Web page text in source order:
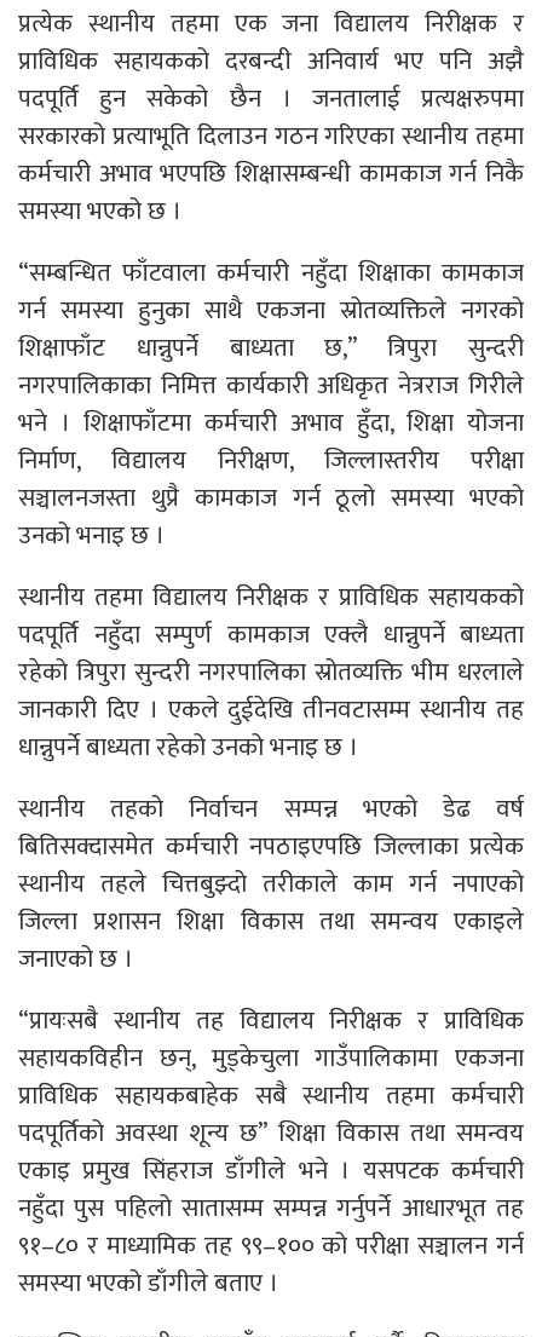
प्रत्येक स्थानीय तहमा एक जना विद्यालय निरीक्षक र
प्राविधिक सहायकको दरबन्दी अनिवार्य भए पनि अझै
पदपूर्ति हुन सकेको छैन । जनतालाई प्रत्यक्षरुपमा
सरकारको प्रत्याभूति दिलाउन गठन गरिएका स्थानीय तहमा
कर्मचारी अभाव भएपछि शिक्षासम्बन्धी कामकाज गर्न निकै
समस्या भएको छ ।
“सम्बन्धित फाँटवाला कर्मचारी नहुँदा शिक्षाका कामकाज
गर्न समस्या हुनुका साथै एकजना स्रोतव्यक्तिले नगरको
शिक्षाफाँट धान्नुपर्ने बाध्यता छ,” त्रिपुरा सुन्दरी
नगरपालिकाका निमित्त कार्यकारी अधिकृत नेत्रराज गिरीले
भने । शिक्षाफाँटमा कर्मचारी अभाव हुँदा, शिक्षा योजना
निर्माण, विद्यालय निरीक्षण, जिल्लास्तरीय परीक्षा
सञ्चालनजस्ता थुप्रै कामकाज गर्न ठूलो समस्या भएको
उनको भनाइ छ ।
स्थानीय तहमा विद्यालय निरीक्षक र प्राविधिक सहायकको
पदपूर्ति नहुँदा सम्पुर्ण कामकाज एक्लै धान्नुपर्ने बाध्यता
रहेको त्रिपुरा सुन्दरी नगरपालिका स्रोतव्यक्ति भीम धरलाले
जानकारी दिए । एकले दुईदेखि तीनवटासम्म स्थानीय तह
धान्नुपर्ने बाध्यता रहेको उनको भनाइ छ ।
स्थानीय तहको निर्वाचन सम्पन्न भएको डेढ वर्ष
बितिसक्दासमेत कर्मचारी नपठाइएपछि जिल्लाका प्रत्येक
स्थानीय तहले चित्तबुझ्दो तरीकाले काम गर्न नपाएको
जिल्ला प्रशासन शिक्षा विकास तथा समन्वय एकाइले
जनाएको छ ।
“प्रायःसबै स्थानीय तह विद्यालय निरीक्षक र प्राविधिक
सहायकविहीन छन्, मुड्केचुला गाउँपालिकामा एकजना
प्राविधिक सहायकबाहेक सबै स्थानीय तहमा कर्मचारी
पदपूर्तिको अवस्था शून्य छ” शिक्षा विकास तथा समन्वय
एकाइ प्रमुख सिंहराज डाँगीले भने । यसपटक कर्मचारी
नहुँदा पुस पहिलो सातासम्म सम्पन्न गर्नुपर्ने आधारभूत तह
९१–८० र माध्यामिक तह ९९–१०० को परीक्षा सञ्चालन गर्न
समस्या भएको डाँगीले बताए ।